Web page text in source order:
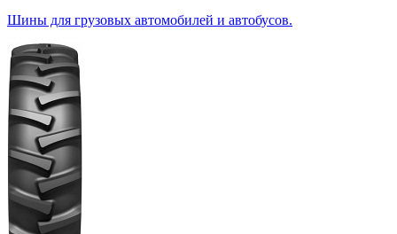
Шины для грузовых автомобилей и автобусов.